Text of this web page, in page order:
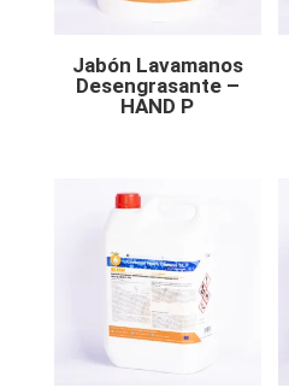
Jabón Lavamanos
Desengrasante –
HAND P